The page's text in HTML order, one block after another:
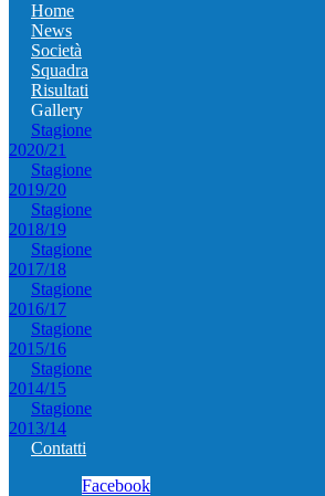
Home
News
Società
Squadra
Risultati
Gallery
Stagione
2020/21
Stagione
2019/20
Stagione
2018/19
Stagione
2017/18
Stagione
2016/17
Stagione
2015/16
Stagione
2014/15
Stagione
2013/14
Contatti
Facebook